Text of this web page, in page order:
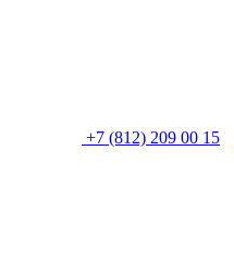
+7 (812) 209 00 15